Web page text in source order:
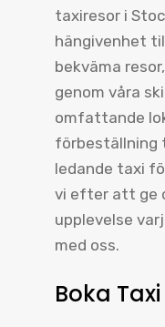
taxiresor i
hängivenhet
bekväma
genom våra
omfattande
förbeställning
ledande taxi
vi efter att ge
upplevelse
med oss.
Boka